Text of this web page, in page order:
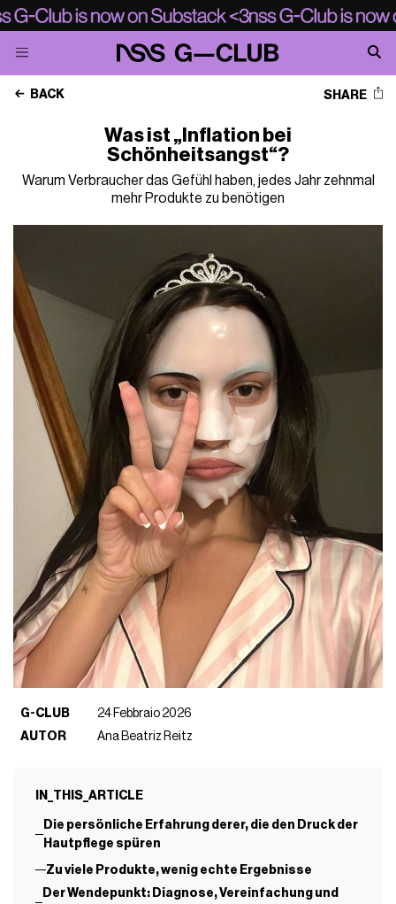
BACK SHARE
Was ist „Inflation bei
Schönheitsangst“?
Warum Verbraucher das Gefühl haben, jedes Jahr zehnmal
mehr Produkte zu benötigen
G-CLUB
24 Febbraio 2026
AUTOR
Ana Beatriz Reitz
IN_THIS_ARTICLE
Die persönliche Erfahrung derer, die den Druck der
Hautpflege spüren
Zu viele Produkte, wenig echte Ergebnisse
Der Wendepunkt: Diagnose, Vereinfachung und